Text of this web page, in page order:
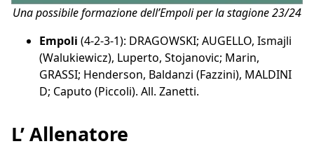
Una possibile formazione dell’Empoli per la stagione 23/24
Empoli (4-2-3-1): DRAGOWSKI; AUGELLO, Ismajli
(Walukiewicz), Luperto, Stojanovic; Marin,
GRASSI; Henderson, Baldanzi (Fazzini), MALDINI
D; Caputo (Piccoli). All. Zanetti.
L’ Allenatore